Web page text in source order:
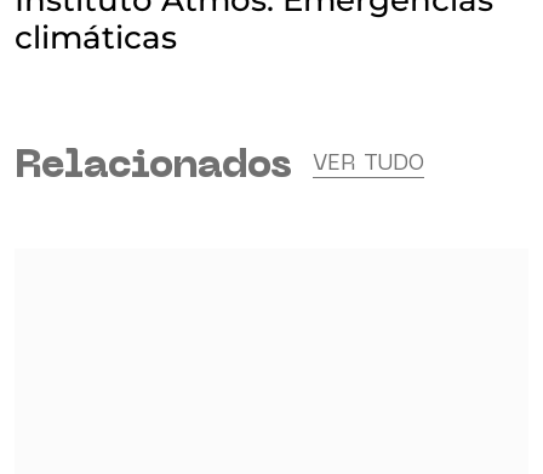
climáticas
Relacionados VER TUDO